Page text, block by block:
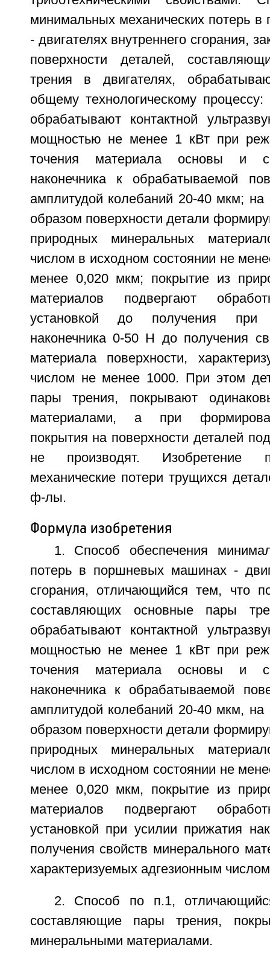
минимальных механических потерь
- двигателях внутреннего сгорания,
поверхности деталей,
трения в двигателях,
общему технологическому процессу:
обрабатывают контактной
мощностью не менее 1 кВт при
точения материала основы и
наконечника к обрабатываемой
амплитудой колебаний 20-40 мкм; на
образом поверхности детали
природных минеральных
числом в исходном состоянии не
менее 0,020 мкм; покрытие из
материалов подвергают
установкой до получения при
наконечника 0-50 Н до получения
материала поверхности,
числом не менее 1000. При этом
пары трения, покрывают
материалами, а при
покрытия на поверхности деталей
не производят. Изобретение
механические потери трущихся
ф-лы.
Формула изобретения
1. Способ обеспечения
потерь в поршневых машинах -
сгорания, отличающийся тем, что
составляющих основные пары
обрабатывают контактной
мощностью не менее 1 кВт при
точения материала основы и
наконечника к обрабатываемой
амплитудой колебаний 20-40 мкм, на
образом поверхности детали
природных минеральных
числом в исходном состоянии не
менее 0,020 мкм, покрытие из
материалов подвергают
установкой при усилии прижатия
получения свойств минерального
характеризуемых адгезионным
2. Способ по п.1,
составляющие пары трения,
минеральными материалами.